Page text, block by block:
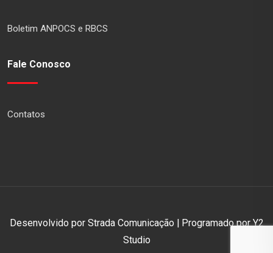
Boletim ANPOCS e RBCS
Fale Conosco
Contatos
Desenvolvido por Strada Comunicação | Programado por Y2
Studio